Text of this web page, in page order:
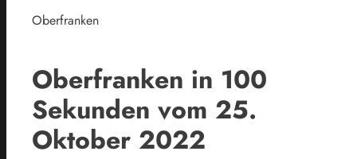
Oberfranken
Oberfranken in 100
Sekunden vom 25.
Oktober 2022